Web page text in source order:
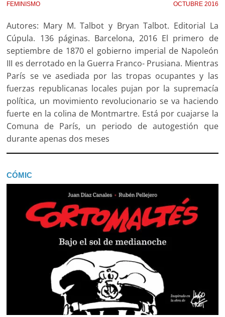
FEMINISMO OCTUBRE 2016
Autores: Mary M. Talbot y Bryan Talbot. Editorial La
Cúpula. 136 páginas. Barcelona, 2016 El primero de
septiembre de 1870 el gobierno imperial de Napoleón
III es derrotado en la Guerra Franco- Prusiana. Mientras
París se ve asediada por las tropas ocupantes y las
fuerzas republicanas locales pujan por la supremacía
política, un movimiento revolucionario se va haciendo
fuerte en la colina de Montmartre. Está por cuajarse la
Comuna de París, un periodo de autogestión que
durante apenas dos meses
CÓMIC